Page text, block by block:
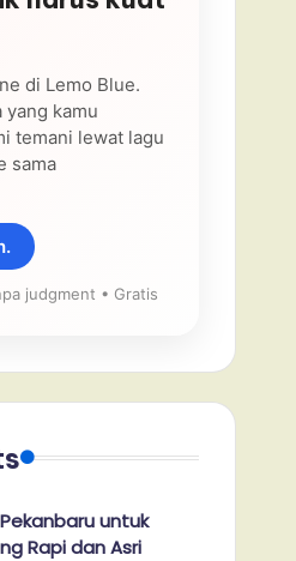
di Lemo Blue.
yang kamu
temani lewat lagu
sama
judgment • Gratis
untuk
Rapi dan Asri